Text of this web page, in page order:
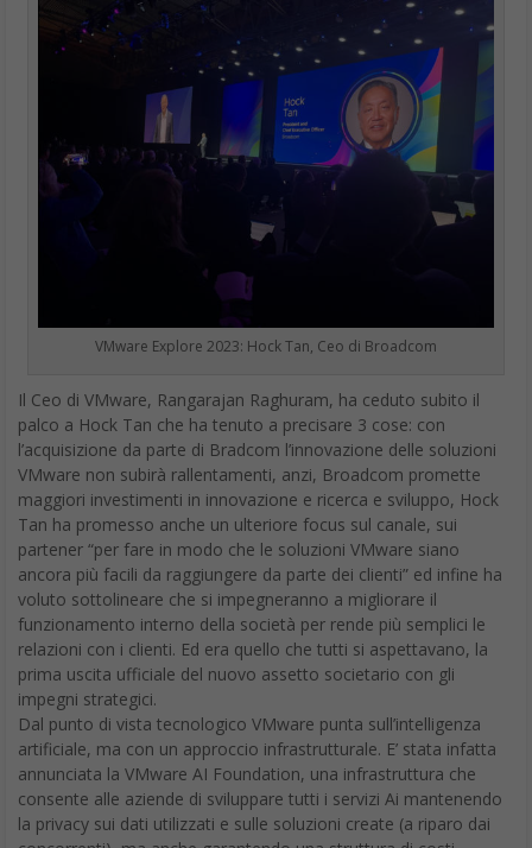
Il Ceo di VMware, Rangarajan Raghuram, ha ceduto subito il
l’acquisizione da parte di Bradcom l’innovazione delle soluzioni
VMware non subirà rallentamenti, anzi, Broadcom promette
maggiori investimenti in innovazione e ricerca e sviluppo, Hock
Tan ha promesso anche un ulteriore focus sul canale, sui
partener “per fare in modo che le soluzioni VMware siano
ancora più facili da raggiungere da parte dei clienti” ed infine ha
voluto sottolineare che si impegneranno a migliorare il
funzionamento interno della società per rende più semplici le
relazioni con i clienti. Ed era quello che tutti si aspettavano, la
prima uscita ufficiale del nuovo assetto societario con gli
impegni strategici.
Dal punto di vista tecnologico VMware punta sull’intelligenza
artificiale, ma con un approccio infrastrutturale. E’ stata infatta
annunciata la VMware AI Foundation, una infrastruttura che
consente alle aziende di sviluppare tutti i servizi Ai mantenendo
la privacy sui dati utilizzati e sulle soluzioni create (a riparo dai
concorrenti), ma anche garantendo una struttura di costi
efficace.